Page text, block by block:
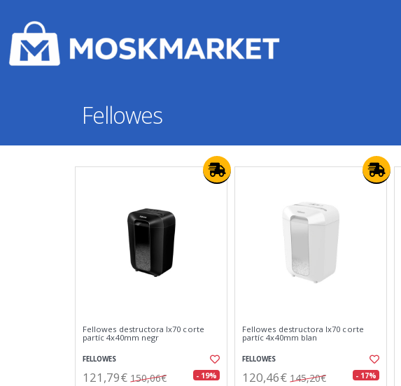
Fellowes
Fellowes destructora lx70 corte
partíc 4x40mm negr
FELLOWES
121,79€ 150,06€ - 19%
Fellowes destructora lx70 corte
partíc 4x40mm blan
FELLOWES
120,46€ 145,20€ - 17%